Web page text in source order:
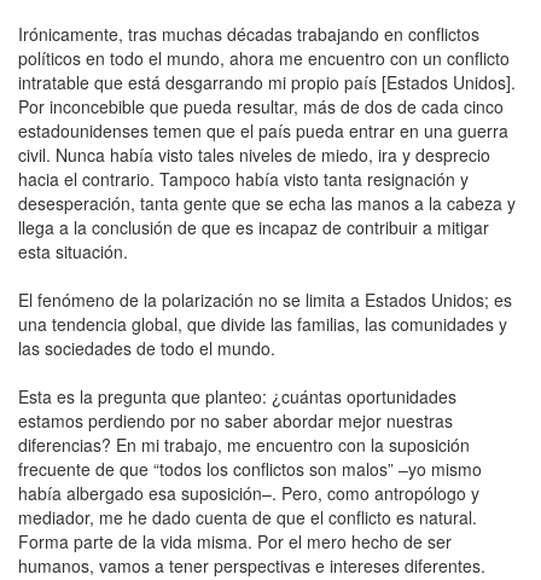
Irónicamente, tras muchas décadas trabajando en conflictos
políticos en todo el mundo, ahora me encuentro con un conflicto
intratable que está desgarrando mi propio país [Estados Unidos].
Por inconcebible que pueda resultar, más de dos de cada cinco
estadounidenses temen que el país pueda entrar en una guerra
civil. Nunca había visto tales niveles de miedo, ira y desprecio
hacia el contrario. Tampoco había visto tanta resignación y
desesperación, tanta gente que se echa las manos a la cabeza y
llega a la conclusión de que es incapaz de contribuir a mitigar
esta situación.
El fenómeno de la polarización no se limita a Estados Unidos; es
una tendencia global, que divide las familias, las comunidades y
las sociedades de todo el mundo.
Esta es la pregunta que planteo: ¿cuántas oportunidades
estamos perdiendo por no saber abordar mejor nuestras
diferencias? En mi trabajo, me encuentro con la suposición
frecuente de que “todos los conflictos son malos” –yo mismo
había albergado esa suposición–. Pero, como antropólogo y
mediador, me he dado cuenta de que el conflicto es natural.
Forma parte de la vida misma. Por el mero hecho de ser
humanos, vamos a tener perspectivas e intereses diferentes.